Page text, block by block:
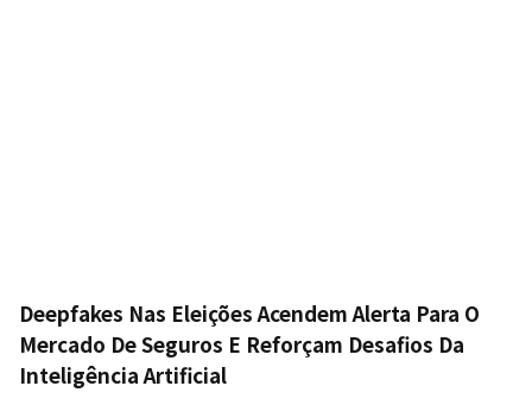
Deepfakes Nas Eleições Acendem Alerta Para O
Mercado De Seguros E Reforçam Desafios Da
Inteligência Artificial